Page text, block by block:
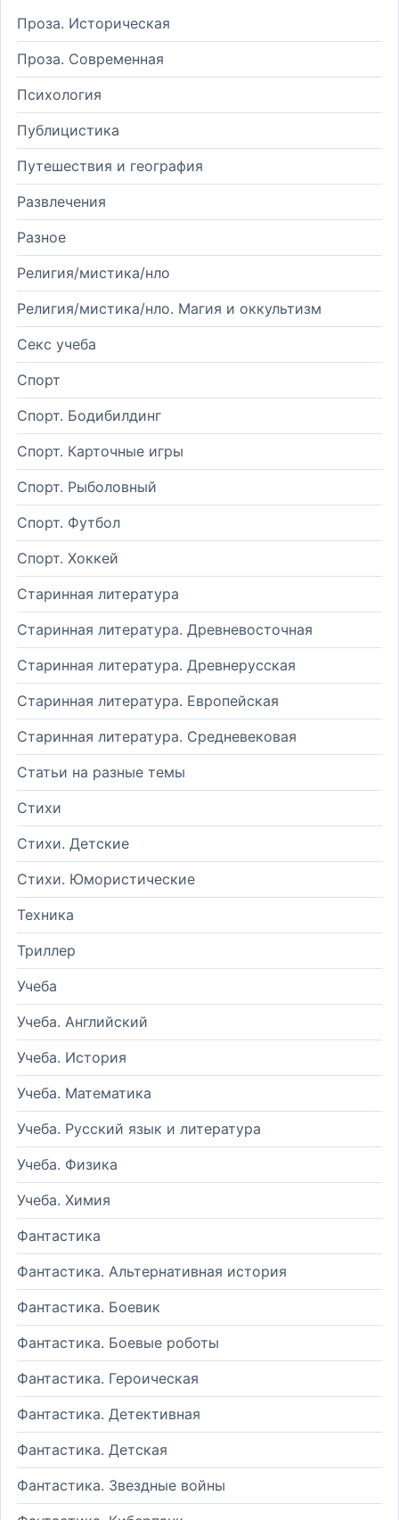
Проза. Историческая
Проза. Современная
Психология
Публицистика
Путешествия и география
Развлечения
Разное
Религия/мистика/нло
Религия/мистика/нло. Магия и оккультизм
Секс учеба
Спорт
Спорт. Бодибилдинг
Спорт. Карточные игры
Спорт. Рыболовный
Спорт. Футбол
Спорт. Хоккей
Старинная литература
Старинная литература. Древневосточная
Старинная литература. Древнерусская
Старинная литература. Европейская
Старинная литература. Средневековая
Статьи на разные темы
Стихи
Стихи. Детские
Стихи. Юмористические
Техника
Триллер
Учеба
Учеба. Английский
Учеба. История
Учеба. Математика
Учеба. Русский язык и литература
Учеба. Физика
Учеба. Химия
Фантастика
Фантастика. Альтернативная история
Фантастика. Боевик
Фантастика. Боевые роботы
Фантастика. Героическая
Фантастика. Детективная
Фантастика. Детская
Фантастика. Звездные войны